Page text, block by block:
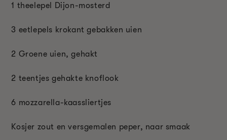
1 theelepel Dijon-mosterd
3 eetlepels krokant gebakken uien
2 Groene uien, gehakt
2 teentjes gehakte knoflook
6 mozzarella-kaassliertjes
Kosjer zout en versgemalen peper, naar smaak